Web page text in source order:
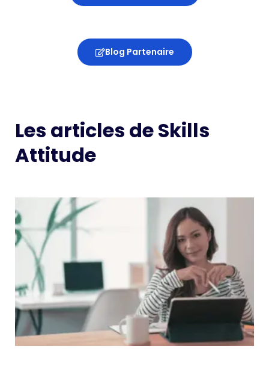
Blog Partenaire
Les articles de Skills
Attitude